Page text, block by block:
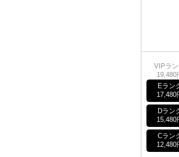
VIPラン
19,480
Eラン
17,480
Dラン
15,480
Cラン
12,480